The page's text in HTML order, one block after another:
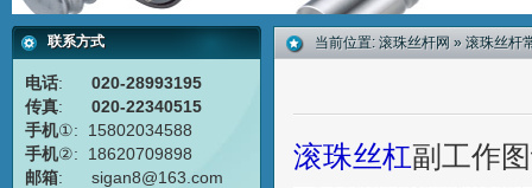
联系方式
电话: 020-28993195
传真:
020-22340515
手机①: 15802034588
手机②: 18620709898
邮箱: sigan8@163.com
当前位置: 滚珠丝杆网 » 滚珠丝杆
滚珠丝杠副工作